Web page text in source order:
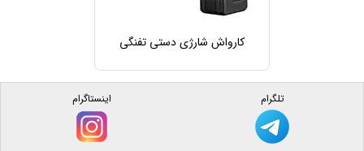
کارواش شارژی دستی تفنگی
تلگرام اینستاگرام